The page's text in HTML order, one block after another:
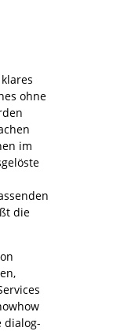
ohne
im
die
dialog-